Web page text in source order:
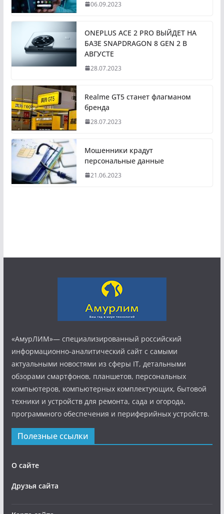
06.09.2023
ONEPLUS ACE 2 PRO ВЫЙДЕТ НА
БАЗЕ SNAPDRAGON 8 GEN 2 В
АВГУСТЕ
28.07.2023
Realme GT5 станет флагманом
бренда
28.07.2023
Мошенники крадут
персональные данные
21.06.2023
«АмурЛИМ»— специализированный российский
информационно-аналитический сайт с самыми
актуальными новостями из сферы IT, детальными
обзорами смартфонов, планшетов, персональных
компьютеров, компьютерных комплектующих, бытовой
техники и устройств для ремонта, сада и огорода,
программного обеспечения и периферийных устройств.
Полезные ссылки
О сайте
Друзья сайта